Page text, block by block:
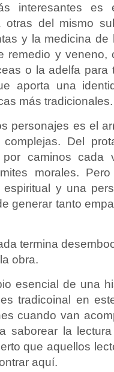
interesantes es
del mismo
y la medicina de
remedio y veneno,
o la adelfa para
aporta una
más tradicionales.
personajes es el
Del
caminos cada
morales. Pero
y una
generar tanto
termina
obra.
esencial de una
tradicoinal en
cuando van
saborear la
que aquellos
aquí.